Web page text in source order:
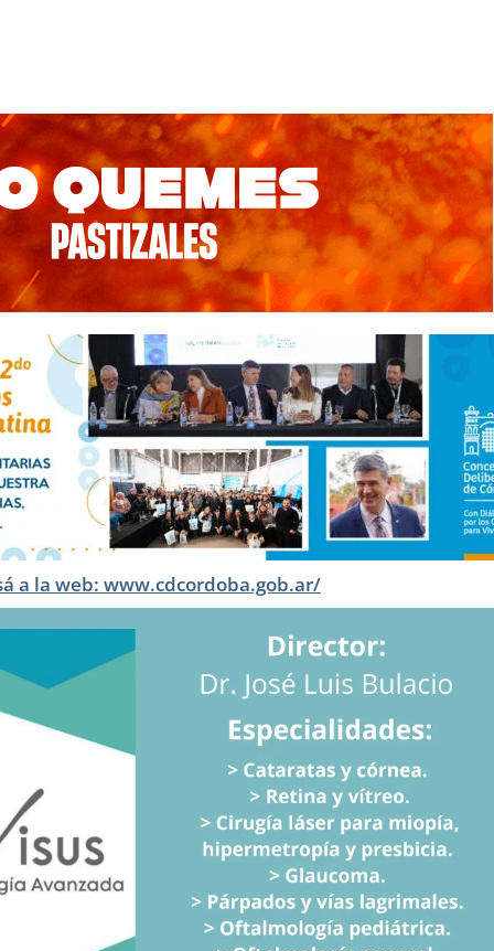
a la web: www.cdcordoba.gob.ar/